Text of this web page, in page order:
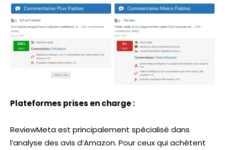
Plateformes prises en charge :
ReviewMeta est principalement spécialisé dans
l’analyse des avis d’Amazon. Pour ceux qui achètent